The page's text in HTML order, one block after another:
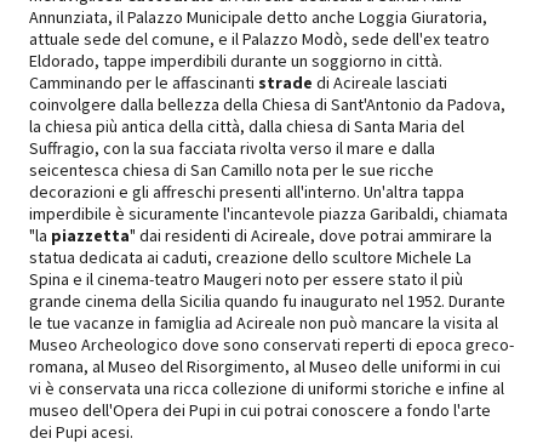
Annunziata, il Palazzo Municipale detto anche Loggia Giuratoria,
attuale sede del comune, e il Palazzo Modò, sede dell'ex teatro
Eldorado, tappe imperdibili durante un soggiorno in città.
Camminando per le affascinanti strade di Acireale lasciati
coinvolgere dalla bellezza della Chiesa di Sant'Antonio da Padova,
la chiesa più antica della città, dalla chiesa di Santa Maria del
Suffragio, con la sua facciata rivolta verso il mare e dalla
seicentesca chiesa di San Camillo nota per le sue ricche
decorazioni e gli affreschi presenti all'interno. Un'altra tappa
imperdibile è sicuramente l'incantevole piazza Garibaldi, chiamata
"la piazzetta" dai residenti di Acireale, dove potrai ammirare la
statua dedicata ai caduti, creazione dello scultore Michele La
Spina e il cinema-teatro Maugeri noto per essere stato il più
grande cinema della Sicilia quando fu inaugurato nel 1952. Durante
le tue vacanze in famiglia ad Acireale non può mancare la visita al
Museo Archeologico dove sono conservati reperti di epoca greco-
romana, al Museo del Risorgimento, al Museo delle uniformi in cui
vi è conservata una ricca collezione di uniformi storiche e infine al
museo dell'Opera dei Pupi in cui potrai conoscere a fondo l'arte
dei Pupi acesi.